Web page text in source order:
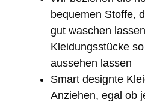
bequemen Stoffe,
gut waschen
Kleidungsstücke
aussehen lassen
Smart designte
Anziehen, egal ob